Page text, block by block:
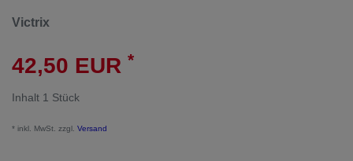
Victrix
42,50 EUR *
Inhalt 1 Stück
* inkl. MwSt. zzgl. Versand